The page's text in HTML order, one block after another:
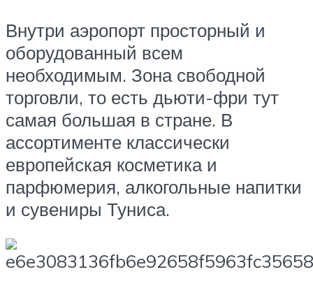
Внутри аэропорт просторный и
оборудованный всем
необходимым. Зона свободной
торговли, то есть дьюти-фри тут
самая большая в стране. В
ассортименте классически
европейская косметика и
парфюмерия, алкогольные напитки
и сувениры Туниса.